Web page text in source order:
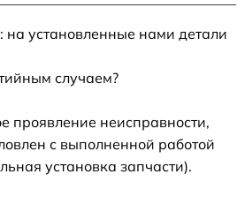
на установленные нами детали
случаем?
проявление неисправности,
с выполненной работой
установка запчасти).